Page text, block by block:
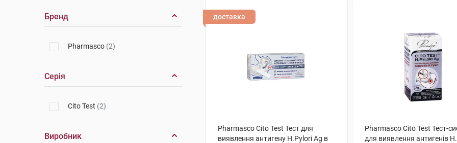
Бренд
Pharmasco (2)
Серія
Cito Test (2)
Виробник
доставка
Pharmasco Cito Test Тест для
виявлення антигену Н.Pylori Ag в
Pharmasco Cito Test Тест-
для виявлення антигенів